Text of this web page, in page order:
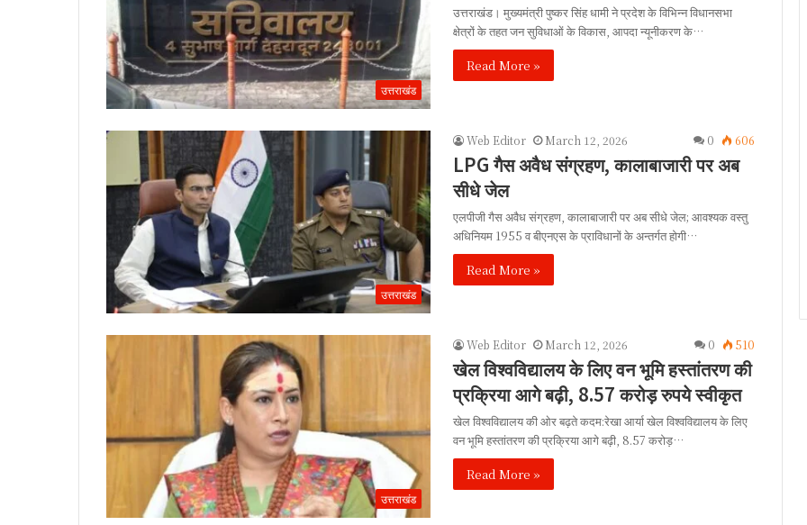
उत्तराखंड
उत्तराखंड। मुख्यमंत्री पुष्कर सिंह धामी ने प्रदेश के विभिन्न विधानसभा
क्षेत्रों के तहत जन सुविधाओं के विकास, आपदा न्यूनीकरण के…
Read More »
उत्तराखंड
Web Editor March 12, 2026 0 606
LPG गैस अवैध संग्रहण, कालाबाजारी पर अब
सीधे जेल
एलपीजी गैस अवैध संग्रहण, कालाबाजारी पर अब सीधे जेल; आवश्यक वस्तु
अधिनियम 1955 व बीएनएस के प्राविधानों के अन्तर्गत होगी…
Read More »
उत्तराखंड
Web Editor March 12, 2026 0 510
खेल विश्वविद्यालय के लिए वन भूमि हस्तांतरण की
प्रक्रिया आगे बढ़ी, 8.57 करोड़ रुपये स्वीकृत
खेल विश्वविद्यालय की ओर बढ़ते कदम:रेखा आर्या खेल विश्वविद्यालय के लिए
वन भूमि हस्तांतरण की प्रक्रिया आगे बढ़ी, 8.57 करोड़…
Read More »